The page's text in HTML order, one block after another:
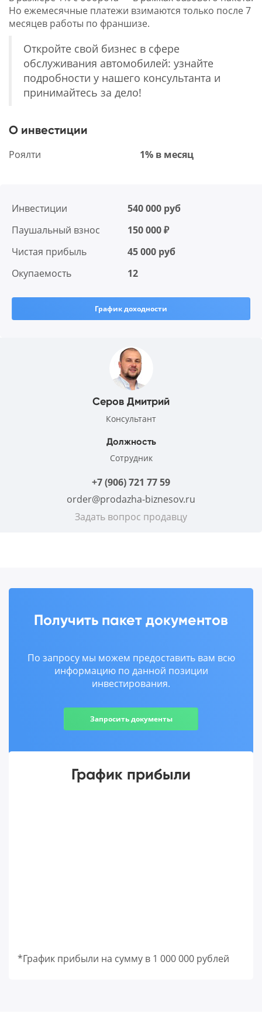
Но ежемесячные платежи взимаются только после 7
месяцев работы по франшизе.
Откройте свой бизнес в сфере
обслуживания автомобилей: узнайте
подробности у нашего консультанта и
принимайтесь за дело!
О инвестиции
Роялти 1% в месяц
Инвестиции
540 000 руб
Паушальный взнос
150 000 ₽
Чистая прибыль
45 000 руб
Окупаемость
12
График доходности
Серов Дмитрий
Консультант
Должность
Сотрудник
+7 (906) 721 77 59
order@prodazha-biznesov.ru
Задать вопрос продавцу
Получить пакет документов
По запросу мы можем предоставить вам всю
информацию по данной позиции
инвестирования.
Запросить документы
График прибыли
*График прибыли на сумму в 1 000 000 рублей